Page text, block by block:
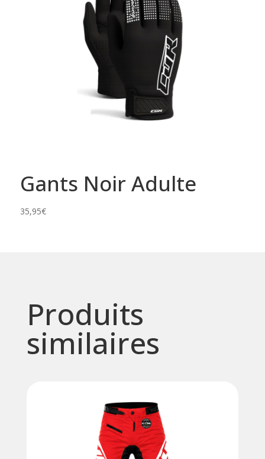
Gants Noir Adulte
35,95€
Produits
similaires